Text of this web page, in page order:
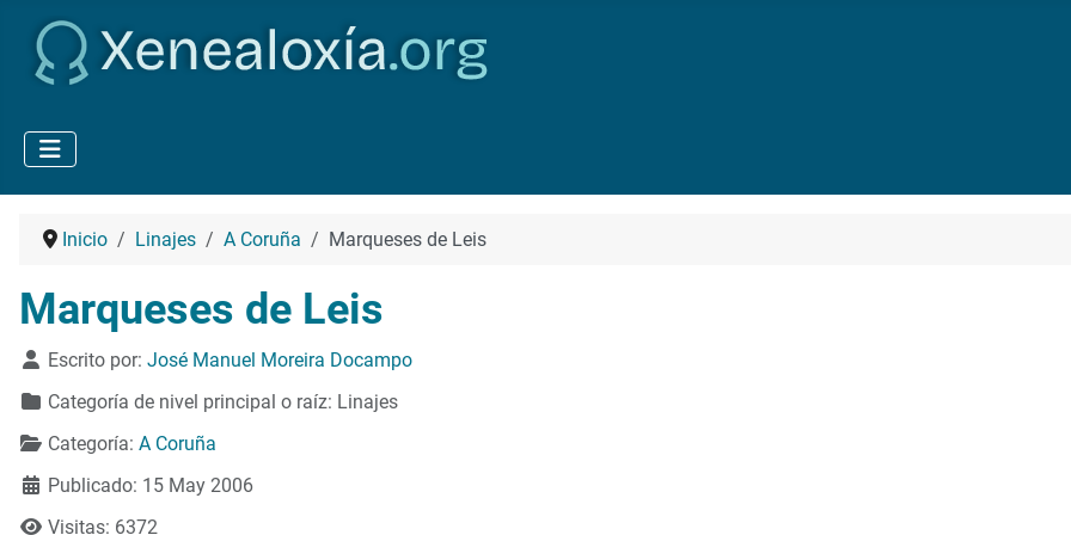
Inicio Linajes A Coruña Marqueses de Leis
Marqueses de Leis
Detalles
Escrito por: José Manuel Moreira Docampo
Categoría de nivel principal o raíz: Linajes
Categoría: A Coruña
Publicado: 15 May 2006
Visitas: 6372